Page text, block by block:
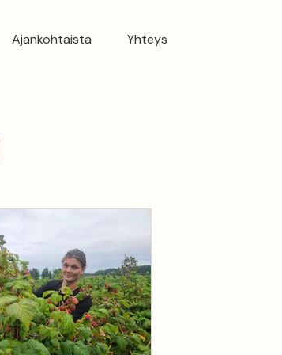
Ajankohtaista Yhteys